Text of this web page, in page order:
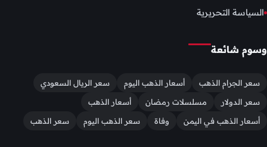
السياسة التحريرية
وسوم شائعة
سعر الجرام الذهب أسعار الذهب اليوم
سعر الريال السعودي
سعر الدولار
مسلسلات رمضان
أسعار الذهب
أسعار الذهب في اليمن
وفاة سعر الذهب اليوم سعر الذهب